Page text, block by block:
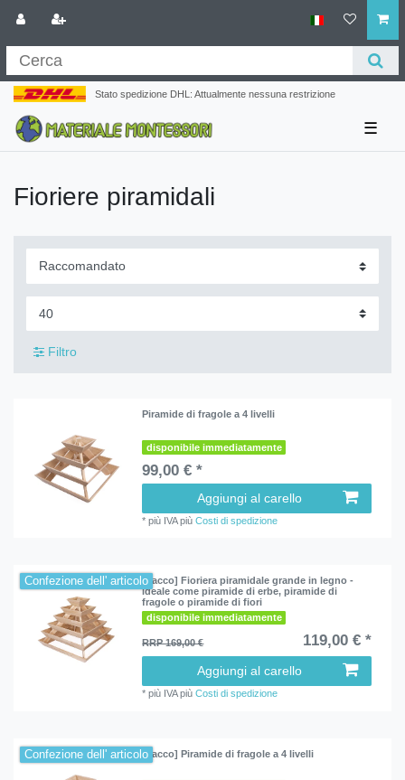
Stato spedizione DHL: Attualmente nessuna restrizione
☰
Fioriere piramidali
Filtro
Piramide di fragole a 4 livelli
disponibile immediatamente
99,00 € *
Aggiungi al carello
*più IVApiùCosti di spedizione
Confezione dell' articolo[Pacco] Fioriera piramidale grande in legno -
ideale come piramide di erbe, piramide di
fragole o piramide di fiori
disponibile immediatamente
RRP 169,00 € 119,00 € *
Aggiungi al carello
*più IVApiùCosti di spedizione
Confezione dell' articolo[Pacco] Piramide di fragole a 4 livelli